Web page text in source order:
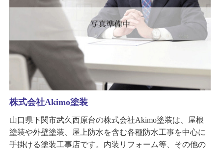
株式会社Akimo塗装
山口県下関市武久西原台の株式会社Akimo塗装は、屋根
塗装や外壁塗装、屋上防水を含む各種防水工事を中心に
手掛ける塗装工事店です。内装リフォーム等、その他の